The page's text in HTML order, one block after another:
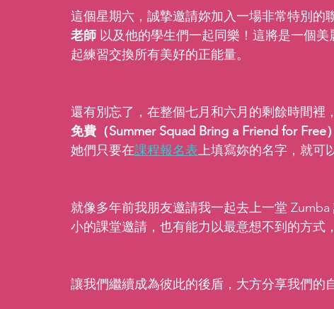
這個星期六，誠摯邀請妳加入一場非常特別的
老師 以及他的學生們一起同樂！這將是一個
起練習交換所有美好的正能量。
還有別忘了，在整個七月和六月的剩餘時間裡
免費（Summer Squad Bring a Friend for Free）
她們只要在課程報名表上填寫妳的名字，就可
就像多年前我朋友邀請我一起去上一堂
小的課堂邀請，也有能力以最意想不到的方式，
讓我們繼續成為彼此的後盾，大方分享我們的